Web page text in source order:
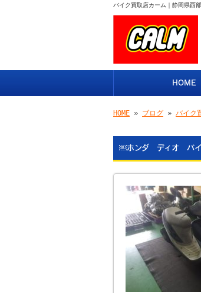
バイク買取店カーム｜静岡県西
HOME
HOME » ブログ » バイク
￼ホンダ ディオ バイ